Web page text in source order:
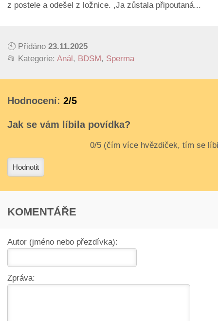
z postele a odešel z ložnice. ,Ja zůstala připoutaná...
🕙 Přidáno 23.11.2025
📂 Kategorie: Anál , BDSM, Sperma
Hodnocení: 2/5
Jak se vám líbila povídka?
Hodnotit
KOMENTÁŘE
Autor (jméno nebo přezdívka):
Zpráva: